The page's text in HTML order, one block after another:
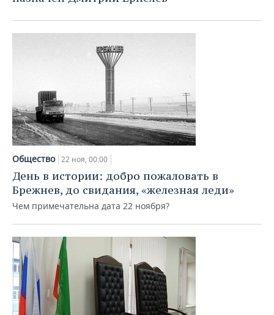
Общество 22 ноя, 00:00
День в истории: добро пожаловать в
Брежнев, до свидания, «железная леди»
Чем примечательна дата 22 ноября?